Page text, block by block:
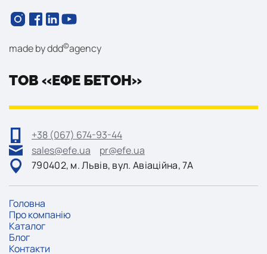
ТОВ «ЕФЕ БЕТОН»
+38 (067) 674-93-44
sales@efe.ua
pr@efe.ua
790402, м. Львів, вул. Авіаційна, 7А
made byddd©agency
Головна
Про компанію
Каталог
Блог
Контакти